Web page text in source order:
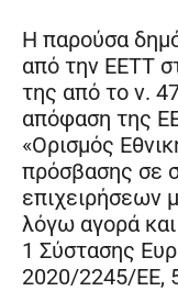
Η παρούσα
από την ΕΕΤΤ
της από το ν.
απόφαση της
«Ορισμός
πρόσβασης σε
επιχειρήσεων
λόγω αγορά
1 Σύστασης
2020/2245/ΕΕ,